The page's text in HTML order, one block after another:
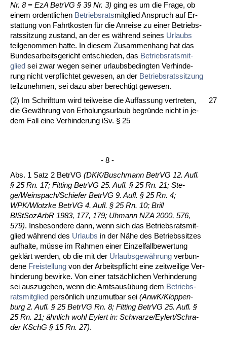
Nr. 8 = EzA Be­trVG § 39 Nr. 3) ging es um die Fra­ge, ob
ei­nem or­dent­li­chen Be­triebs­rats­mit­glied An­spruch auf Er­
stat­tung von Fahrt­kos­ten für die An­rei­se zu ei­ner Be­triebs­
rats­sit­zung zu­stand, an der es während sei­nes Ur­laubs
teil­ge­nom­men hat­te. In die­sem Zu­sam­men­hang hat das
Bun­des­ar­beits­ge­richt ent­schie­den, das Be­triebs­rats­mit­
glied sei zwar we­gen sei­ner ur­laubs­be­ding­ten Ver­hin­de­
rung nicht ver­pflich­tet ge­we­sen, an der Be­triebs­rats­sit­zung
teil­zu­neh­men, sei da­zu aber be­rech­tigt ge­we­sen.
(2) Im Schrift­tum wird teil­wei­se die Auf­fas­sung ver­tre­ten,
die Gewährung von Er­ho­lungs­ur­laub be­gründe nicht in je­
dem Fall ei­ne Ver­hin­de­rung iSv. § 25
- 8 -
Abs. 1 Satz 2 Be­trVG (DKK/Busch­mann Be­trVG 12. Aufl.
§ 25 Rn. 17; Fit­ting Be­trVG 25. Aufl. § 25 Rn. 21; Ste­
ge/Wein­s­pach/Schie­fer Be­trVG 9. Aufl. § 25 Rn. 4;
WPK/Wlotz­ke Be­trVG 4. Aufl. § 25 Rn. 10; Brill
BlStSozArbR 1983, 177, 179; Uh­mann NZA 2000, 576,
579). Ins­be­son­de­re dann, wenn sich das Be­triebs­rats­mit­
glied während des Ur­laubs in der Nähe des Be­triebs­sit­zes
auf­hal­te, müsse im Rah­men ei­ner Ein­zel­fall­be­wer­tung
geklärt wer­den, ob die mit der Ur­laubs­gewährung ver­bun­
de­ne Frei­stel­lung von der Ar­beits­pflicht ei­ne zeit­wei­li­ge Ver­
hin­de­rung be­wir­ke. Von ei­ner tatsächli­chen Ver­hin­de­rung
sei aus­zu­ge­hen, wenn die Amts­ausübung dem Be­triebs­
rats­mit­glied persönlich un­zu­mut­bar sei (AnwK/Klop­pen­
burg 2. Aufl. § 25 Be­trVG Rn. 8; Fit­ting Be­trVG 25. Aufl. §
25 Rn. 21; ähn­lich wohl Ey­lert in: Schwar­ze/Ey­lert/Schra­
der KSchG § 15 Rn. 27).
27